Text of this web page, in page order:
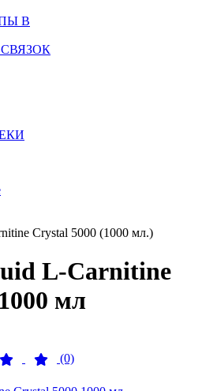
В
Crystal 5000 (1000 мл.)
L-Carnitine
мл
(0)